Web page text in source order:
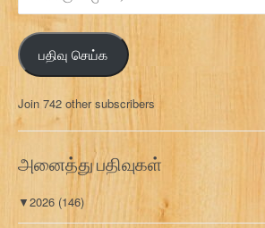
ன
ஞ்
ச
ல்
க
வ
பதிவு செய்க
Join 742 other subscribers
அனைத்து பதிவுகள்
▼2026 (146)